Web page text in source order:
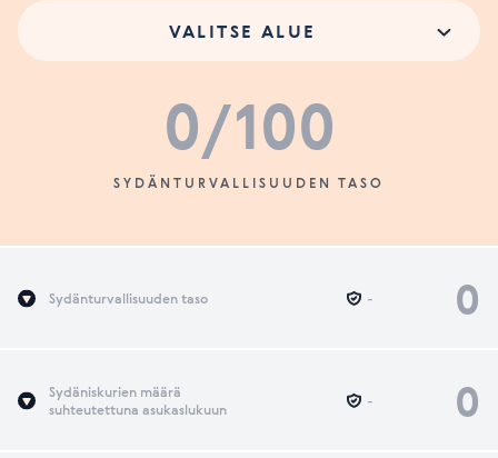
VALITSE ALUE
0/100
SYDÄNTURVALLISUUDEN TASO
Sydänturvallisuuden taso 0
-
Sydäniskurien määrä
suhteutettuna asukaslukuun
0
-